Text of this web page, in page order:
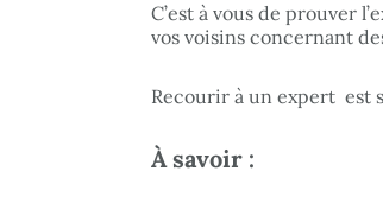
C’est à vous de prouver
vos voisins concernant
Recourir à un expert est
À savoir :